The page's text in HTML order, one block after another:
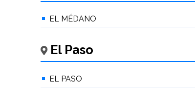
EL MÉDANO
El Paso
EL PASO